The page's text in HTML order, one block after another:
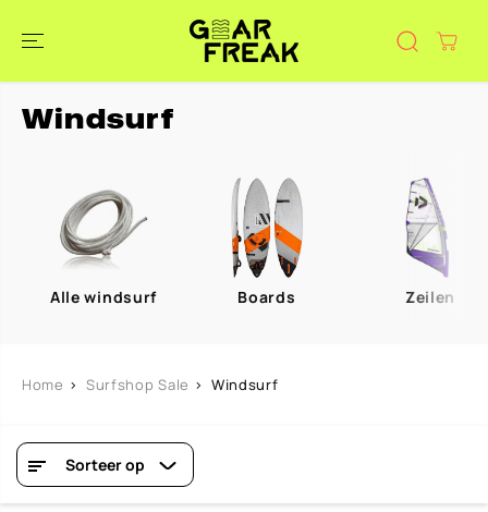
ARTIKEL
Windsurf
Alle windsurf Boards Zeilen
Home Surfshop Sale Windsurf
Sorteer op